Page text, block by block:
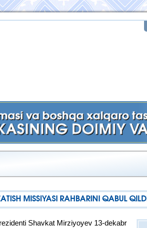
MISSIYASI RAHBARINI QABUL QILDI
Shavkat Mirziyoyev 13-dekabr